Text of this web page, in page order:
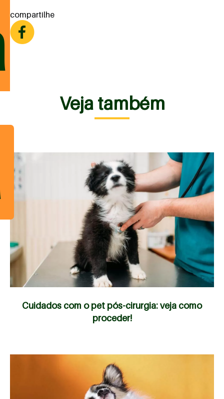
compartilhe
Veja também
Cuidados com o pet pós-cirurgia: veja como
proceder!